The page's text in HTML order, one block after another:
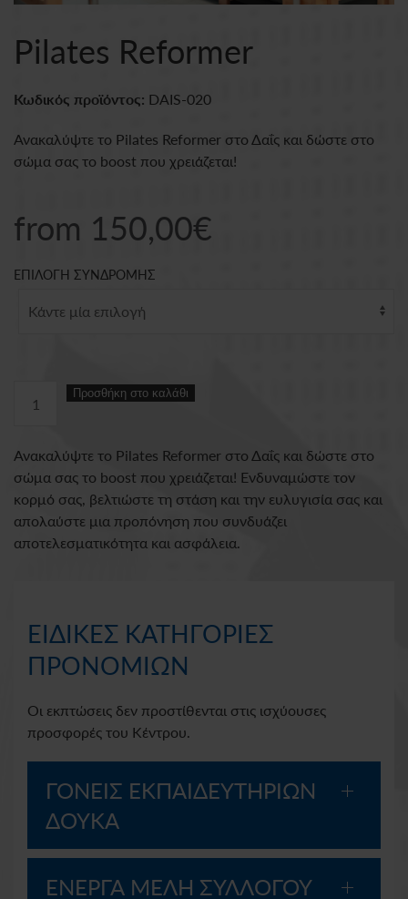
Pilates Reformer
Κωδικός προϊόντος: DAIS-020
Ανακαλύψτε το Pilates Reformer στο Δαΐς και δώστε στο
σώμα σας το boost που χρειάζεται!
from 150,00€
ΕΠΙΛΟΓΗ ΣΥΝΔΡΟΜΗΣ
Reformer
Προσθήκη στο καλάθι
Ανακαλύψτε το Pilates Reformer στο Δαΐς και δώστε στο
σώμα σας το boost που χρειάζεται! Ενδυναμώστε τον
κορμό σας, βελτιώστε τη στάση και την ευλυγισία σας και
απολαύστε μια προπόνηση που συνδυάζει
αποτελεσματικότητα και ασφάλεια.
ΕΙΔΙΚΕΣ ΚΑΤΗΓΟΡΙΕΣ
ΠΡΟΝΟΜΙΩΝ
Οι εκπτώσεις δεν προστίθενται στις ισχύουσες
προσφορές του Κέντρου.
ΓΟΝΕΙΣ ΕΚΠΑΙΔΕΥΤΗΡΙΩΝ
ΔΟΥΚΑ
ΕΝΕΡΓΑ ΜΕΛΗ ΣΥΛΛΟΓΟΥ